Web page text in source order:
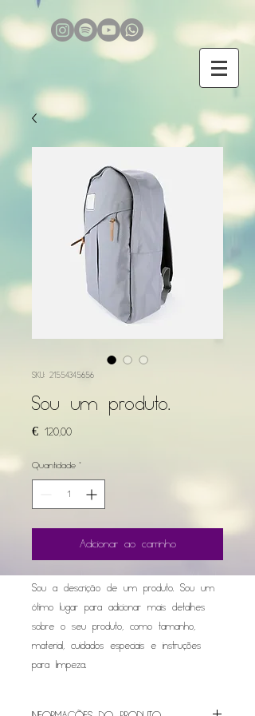
SKU: 21554345656
Sou um produto.
€ 120,00Preço
Quantidade *
Adicionar ao carrinho
Sou a descrição de um produto. Sou um
ótimo lugar para adicionar mais detalhes
sobre o seu produto, como tamanho,
material, cuidados especiais e instruções
para limpeza.